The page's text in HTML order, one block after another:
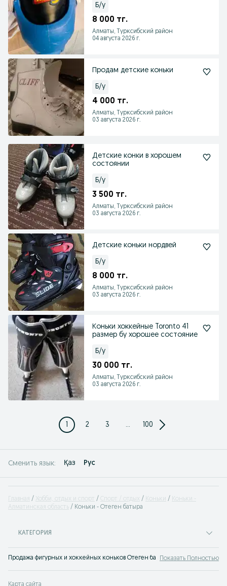
Б/у
8 000 тг.
Алматы, Турксибский район
04 августа 2026 г.
Продам детские коньки
Б/у
4 000 тг.
Алматы, Турксибский район
03 августа 2026 г.
Детские конки в хорошем
состоянии
Б/у
3 500 тг.
Алматы, Турксибский район
03 августа 2026 г.
Детские коньки нордвей
Б/у
8 000 тг.
Алматы, Турксибский район
03 августа 2026 г.
Коньки хоккейные Toronto 41
размер бу хорошее состояние
Б/у
30 000 тг.
Алматы, Турксибский район
03 августа 2026 г.
1 2 3 ... 100
Сменить язык: Қаз Рус
Главная Хобби, отдых и спорт Спорт / отдых Коньки
Коньки -
Алматинская область
Коньки - Отеген батыра
КАТЕГОРИЯ
Продажа фигурных и хоккейных коньков Отеген батыра - купить коньки
Показать Полностью
Карта сайта